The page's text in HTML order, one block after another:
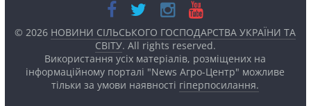
© 2026 НОВИНИ СІЛЬСЬКОГО ГОСПОДАРСТВА УКРАЇНИ ТА
СВІТУ. All rights reserved.
Використання усіх матеріалів, розміщених на
інформаційному порталі "News Агро-Центр" можливе
тільки за умови наявності гіперпосилання.